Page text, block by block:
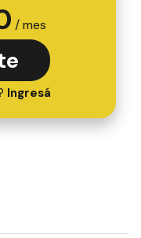
/ mes
Ingresá